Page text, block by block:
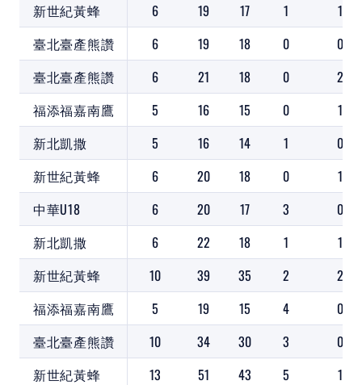
新世紀黃蜂
6 19 17 1
1
臺北臺產熊讚
6 19 18 0
0
臺北臺產熊讚
6 21 18 0
2
福添福嘉南鷹
5 16 15 0
1
新北凱撒
5 16 14 1
0
新世紀黃蜂
6 20 18 0
1
中華U18
6 20 17 3
0
新北凱撒
6 22 18 1
1
新世紀黃蜂
10 39 35 2
2
福添福嘉南鷹
5 19 15 4
0
臺北臺產熊讚
10 34 30 3
0
新世紀黃蜂
13 51 43 5 1